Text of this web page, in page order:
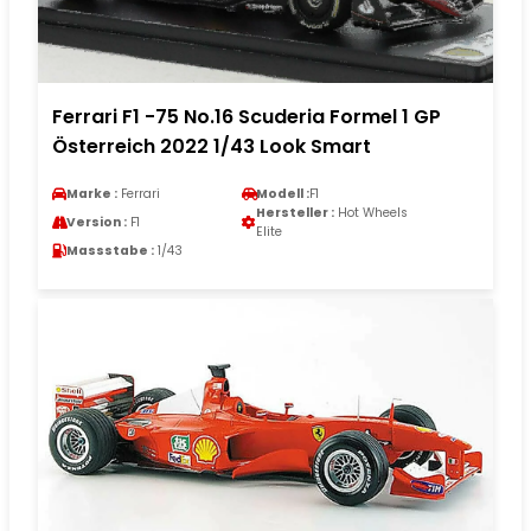
Ferrari F1 -75 No.16 Scuderia Formel 1 GP
Österreich 2022 1/43 Look Smart
Marke : Ferrari Modell :F1
Version : F1
Hersteller : Hot Wheels
Elite
Massstabe : 1/43